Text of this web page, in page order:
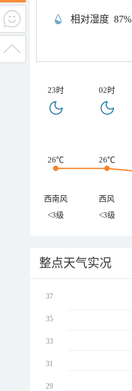
相对湿度 87%
23时 02时
26℃ 26℃
西南风 西风
<3级
<3级
整点天气实况
37
35
33
31
29